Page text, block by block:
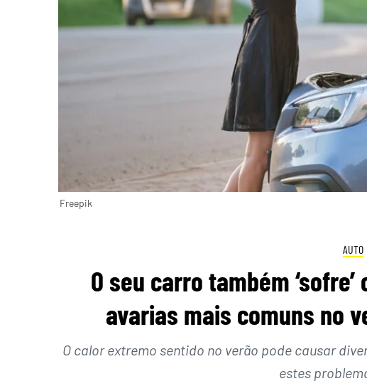
Freepik
AUTO
O seu carro também
avarias mais comuns no
O calor extremo sentido no verão pode causar
estes